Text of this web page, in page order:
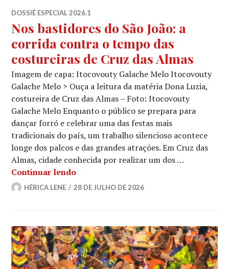
DOSSIÊ ESPECIAL 2026.1
Nos bastidores do São João: a
corrida contra o tempo das
costureiras de Cruz das Almas
Imagem de capa: Itocovouty Galache Melo Itocovouty
Galache Melo > Ouça a leitura da matéria Dona Luzia,
costureira de Cruz das Almas – Foto: Itocovouty
Galache Melo Enquanto o público se prepara para
dançar forró e celebrar uma das festas mais
tradicionais do país, um trabalho silencioso acontece
longe dos palcos e das grandes atrações. Em Cruz das
Almas, cidade conhecida por realizar um dos …
Continuar lendoNos bastidores do São João: a
HÉRICA LENE 28 DE JULHO DE 2026